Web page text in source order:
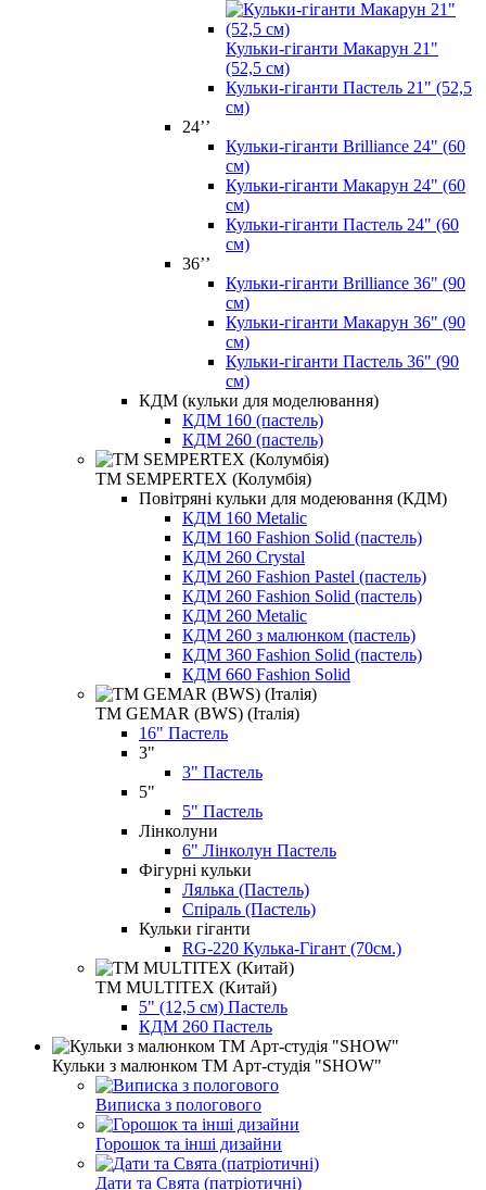
Кульки-гіганти Макарун 21"
(52,5 см)
Кульки-гіганти Пастель 21" (52,5
см)
24’’
Кульки-гіганти Brilliance 24" (60
см)
Кульки-гіганти Макарун 24" (60
см)
Кульки-гіганти Пастель 24" (60
см)
36’’
Кульки-гіганти Brilliance 36" (90
см)
Кульки-гіганти Макарун 36" (90
см)
Кульки-гіганти Пастель 36" (90
см)
КДМ (кульки для моделювання)
КДМ 160 (пастель)
КДМ 260 (пастель)
ТМ SEMPERTEX (Колумбія)
Повітряні кульки для модеювання (КДМ)
КДМ 160 Metalic
КДМ 160 Fashion Solid (пастель)
КДМ 260 Crystal
КДМ 260 Fashion Pastel (пастель)
КДМ 260 Fashion Solid (пастель)
КДМ 260 Metalic
КДМ 260 з малюнком (пастель)
КДМ 360 Fashion Solid (пастель)
КДМ 660 Fashion Solid
ТМ GEMAR (BWS) (Італія)
16" Пастель
3"
3" Пастель
5"
5" Пастель
Лінколуни
6" Лінколун Пастель
Фігурні кульки
Лялька (Пастель)
Спіраль (Пастель)
Кульки гіганти
RG-220 Кулька-Гігант (70см.)
ТМ MULTITEX (Китай)
5" (12,5 см) Пастель
КДМ 260 Пастель
Кульки з малюнком ТМ Арт-студія "SHOW"
Виписка з пологового
Горошок та інші дизайни
Дати та Свята (патріотичні)